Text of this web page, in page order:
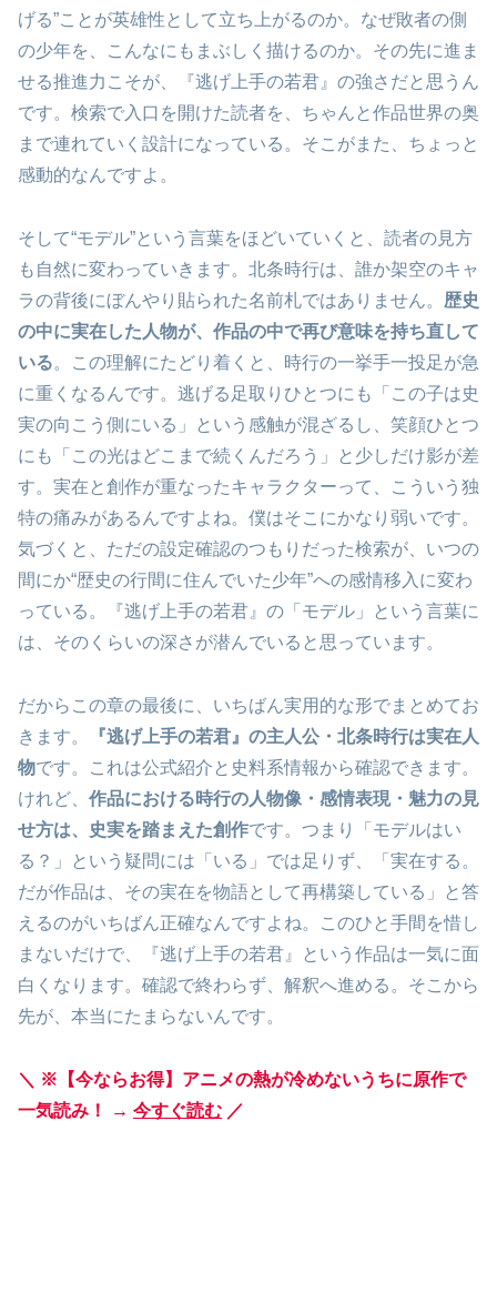
げる”ことが英雄性として立ち上がるのか。なぜ敗者の側
の少年を、こんなにもまぶしく描けるのか。その先に進ま
せる推進力こそが、『逃げ上手の若君』の強さだと思うん
です。検索で入口を開けた読者を、ちゃんと作品世界の奥
まで連れていく設計になっている。そこがまた、ちょっと
感動的なんですよ。
そして“モデル”という言葉をほどいていくと、読者の見方
も自然に変わっていきます。北条時行は、誰か架空のキャ
ラの背後にぼんやり貼られた名前札ではありません。 歴史
の中に実在した人物が、作品の中で再び意味を持ち直して
いる。この理解にたどり着くと、時行の一挙手一投足が急
に重くなるんです。逃げる足取りひとつにも「この子は史
実の向こう側にいる」という感触が混ざるし、笑顔ひとつ
にも「この光はどこまで続くんだろう」と少しだけ影が差
す。実在と創作が重なったキャラクターって、こういう独
特の痛みがあるんですよね。僕はそこにかなり弱いです。
気づくと、ただの設定確認のつもりだった検索が、いつの
間にか“歴史の行間に住んでいた少年”への感情移入に変わ
っている。『逃げ上手の若君』の「モデル」という言葉に
は、そのくらいの深さが潜んでいると思っています。
だからこの章の最後に、いちばん実用的な形でまとめてお
きます。
『逃げ上手の若君』の主人公・北条時行は実在人
物です。これは公式紹介と史料系情報から確認できます。
けれど、 作品における時行の人物像・感情表現・魅力の見
せ方は、史実を踏まえた創作です。つまり「モデルはい
る？」という疑問には「いる」では足りず、「実在する。
だが作品は、その実在を物語として再構築している」と答
えるのがいちばん正確なんですよね。このひと手間を惜し
まないだけで、『逃げ上手の若君』という作品は一気に面
白くなります。確認で終わらず、解釈へ進める。そこから
先が、本当にたまらないんです。
＼ ※【今ならお得】アニメの熱が冷めないうちに原作で
一気読み！ → 今すぐ読む ／